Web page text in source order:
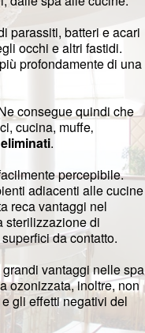
parassiti, batteri e acari
occhi e altri fastidi.
profondamente di una
consegue quindi che
cucina, muffe‚
eliminati.
percepibile.
adiacenti alle cucine
reca vantaggi nel
sterilizzazione di
da contatto.
vantaggi nelle spa
ozonizzata, inoltre, non
gli effetti negativi del